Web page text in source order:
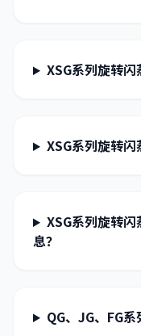
XSG系列旋转闪
XSG系列旋转闪
XSG系列旋转
息？
QG、JG、FG